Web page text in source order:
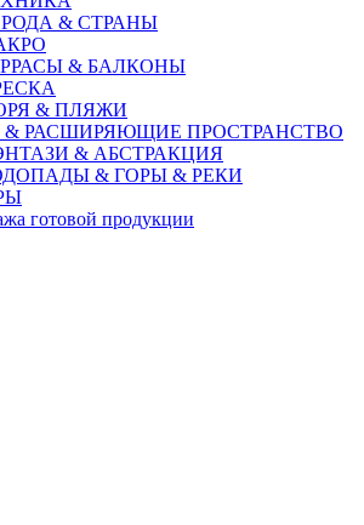
& СТРАНЫ
& БАЛКОНЫ
& ПЛЯЖИ
& РАСШИРЯЮЩИЕ ПРОСТРАНСТВО
& АБСТРАКЦИЯ
& ГОРЫ & РЕКИ
готовой продукции